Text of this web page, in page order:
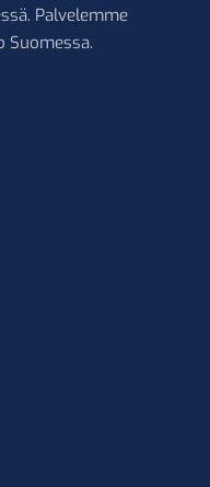
Palvelemme
Suomessa.